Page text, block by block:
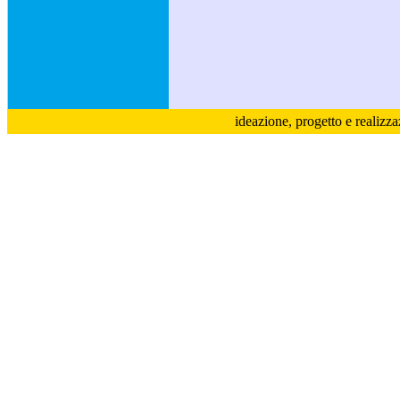
ideazione, progetto e